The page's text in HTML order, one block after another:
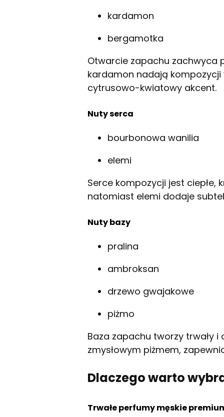
kardamon
bergamotka
Otwarcie zapachu zachwyca
kardamon nadają
cytrusowo-kwiatowy akcent.
Nuty serca
bourbonowa wanilia
elemi
Serce kompozycji jest ciepłe,
natomiast elemi dodaje
Nuty bazy
pralina
ambroksan
drzewo gwajakowe
piżmo
Baza zapachu tworzy trwały i
zmysłowym piżmem,
Dlaczego warto
Trwałe perfumy męskie